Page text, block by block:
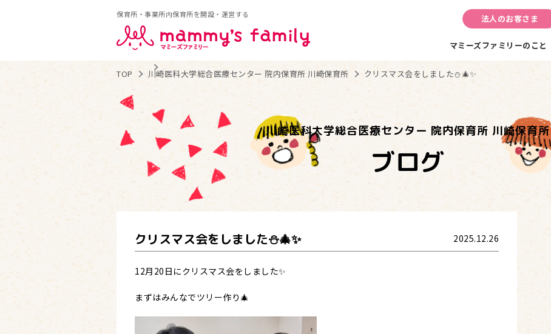
保育所・事業所内保育所を開設・運営する 法人のお客さま
マミーズファミリーのこと
TOP 川崎医科大学総合医療センター 院内保育所 川崎保育所 クリスマス会をしました⛄🎄✨
川崎医科大学総合医療センター 院内保育所 川崎保育所
ブログ
2025.12.26
クリスマス会をしました⛄🎄✨
12月20日にクリスマス会をしました✨
まずはみんなでツリー作り🎄